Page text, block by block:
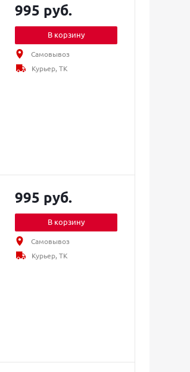
995 руб.
В корзину
Самовывоз
Курьер, ТК
995 руб.
В корзину
Самовывоз
Курьер, ТК